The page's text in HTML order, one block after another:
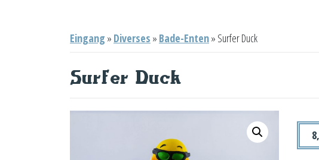
Eingang » Diverses » Bade-Enten» Surfer Duck
Surfer Duck
Kontakt